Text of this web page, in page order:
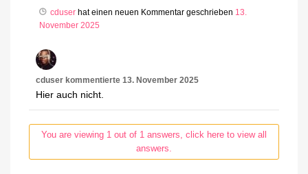
cduser hat einen neuen Kommentar geschrieben 13.
November 2025
cduser kommentierte 13. November 2025
Hier auch nicht.
You are viewing 1 out of 1 answers, click here to view all
answers.